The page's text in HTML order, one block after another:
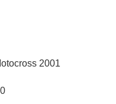
2001